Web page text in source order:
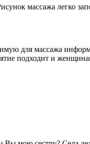
массажа легко
для массажа
подходит и